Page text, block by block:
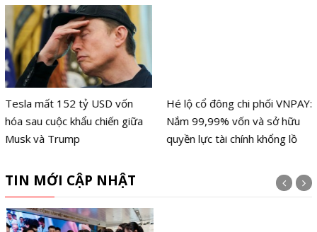
Tesla mất 152 tỷ USD vốn
hóa sau cuộc khẩu chiến giữa
Musk và Trump
Hé lộ cổ đông chi phối VNPAY:
Nắm 99,99% vốn và sở hữu
quyền lực tài chính khổng lồ
TIN MỚI CẬP NHẬT